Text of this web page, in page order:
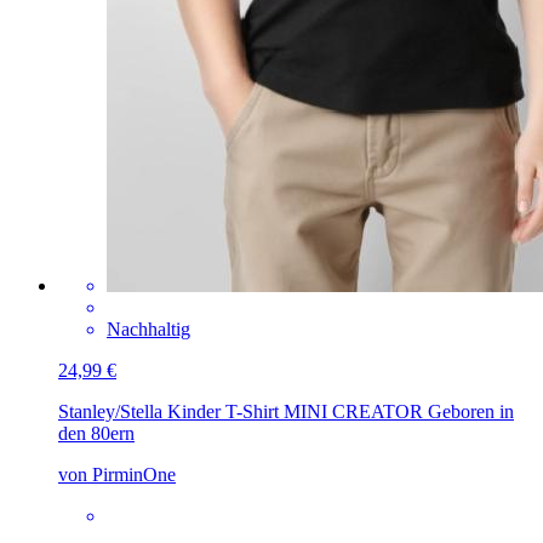
Nachhaltig
24,99 €
Stanley/Stella Kinder T-Shirt MINI CREATOR Geboren in
den 80ern
von PirminOne